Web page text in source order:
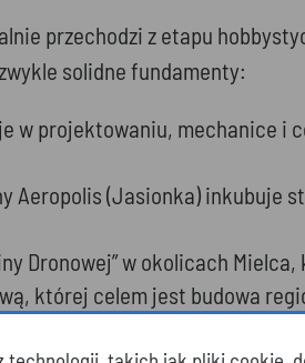
przechodzi z etapu
solidne fundamenty:
w projektowaniu, mechanice
Aeropolis (Jasionka) inkubuje
Dronowej” w okolicach
której celem jest budowa